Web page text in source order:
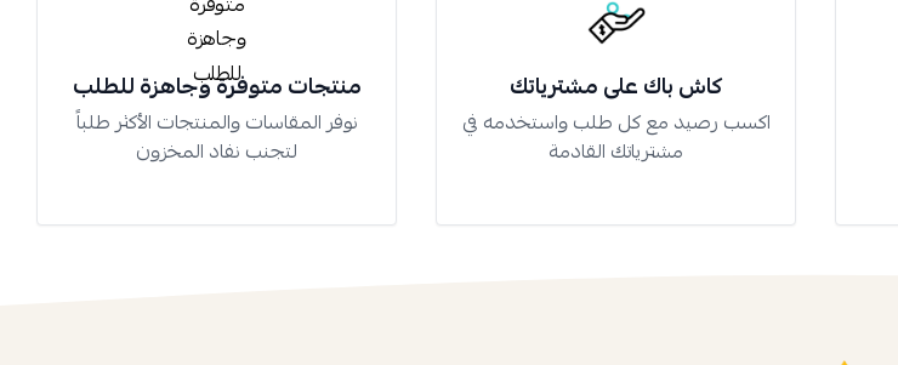
كاش باك على مشترياتك
اكسب رصيد مع كل طلب واستخدمه في
مشترياتك القادمة
منتجات متوفرة وجاهزة للطلب
نوفر المقاسات والمنتجات الأكثر طلباً
لتجنب نفاد المخزون